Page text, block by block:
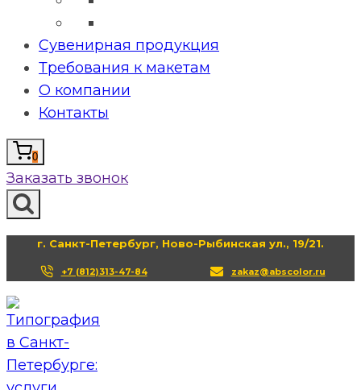
Сувенирная продукция
Требования к макетам
О компании
Контакты
0
Заказать звонок
г. Санкт-Петербург, Ново-Рыбинская ул., 19/21.
+7 (812)313-47-84 zakaz@abscolor.ru